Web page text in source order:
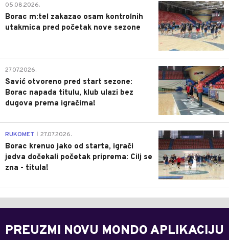
0
05.08.2026.
Borac m:tel zakazao osam kontrolnih
utakmica pred početak nove sezone
0
27.07.2026.
Savić otvoreno pred start sezone:
Borac napada titulu, klub ulazi bez
dugova prema igračima!
0
RUKOMET 27.07.2026.
Borac krenuo jako od starta, igrači
jedva dočekali početak priprema: Cilj se
zna - titula!
PREUZMI NOVU MONDO APLIKACIJU